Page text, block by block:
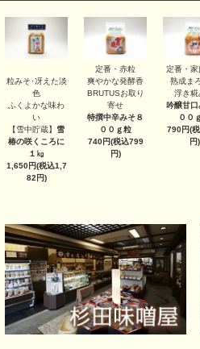
粒みそ･冴えた淡
色
ふくよかな味わ
い
【雪中貯蔵】 雪
椿の咲くころに
１㎏
1,650円(税込1,7
82円)
定番・赤粒
爽やかな発酵香
BRUTUSお取り
寄せ
特撰中辛みそ８
００ｇ粒
740円(税込799
円)
定番・家
熟成ま
浮き糀
吟醸甘口
００ｇ
790円(
円)